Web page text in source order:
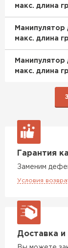
макс. длина
Манипулятор
макс. длина
Манипулятор
макс. длина
Гарантия
Заменим
Условия
Доставка и